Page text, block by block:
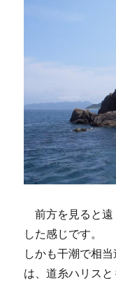
前方を見ると遠
した感じです。
しかも干潮で相
は、道糸ハリス